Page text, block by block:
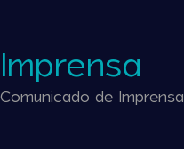
Imprensa
Comunicado de Imprensa